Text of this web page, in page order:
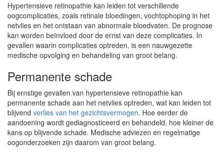
Hypertensieve retinopathie kan leiden tot verschillende
oogcomplicaties, zoals retinale bloedingen, vochtophoping in het
netvlies en het ontstaan van abnormale bloedvaten. De prognose
kan worden beïnvloed door de ernst van deze complicaties. In
gevallen waarin complicaties optreden, is een nauwgezette
medische opvolging en behandeling van groot belang.
Permanente schade
Bij ernstige gevallen van hypertensieve retinopathie kan
permanente schade aan het netvlies optreden, wat kan leiden tot
blijvend verlies van het gezichtsvermogen. Hoe eerder de
aandoening wordt gediagnosticeerd en behandeld, hoe kleiner de
kans op blijvende schade. Medische adviezen en regelmatige
oogonderzoeken zijn daarom van groot belang.